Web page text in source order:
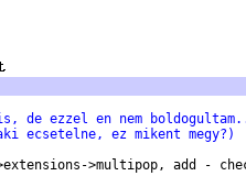
de ezzel en nem
ecsetelne, ez mikent megy?)
>multipop, add -